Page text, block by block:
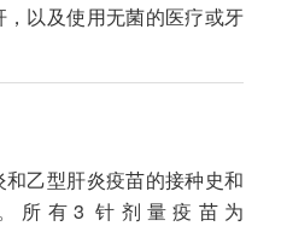
以及使用无菌的医疗或牙
乙型肝炎疫苗的接种史和
所有3 针剂量疫苗为